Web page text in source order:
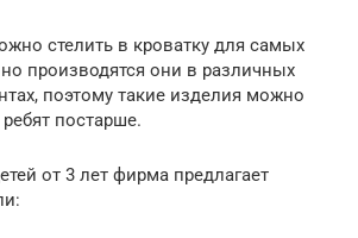
стелить в кроватку для самых
производятся они в различных
поэтому такие изделия можно
постарше.
от 3 лет фирма предлагает